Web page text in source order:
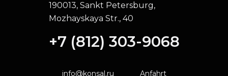
190013, Sankt Petersburg,
Mozhayskaya Str., 40
+7 (812) 303-9068
info@konsal.ru Anfahrt